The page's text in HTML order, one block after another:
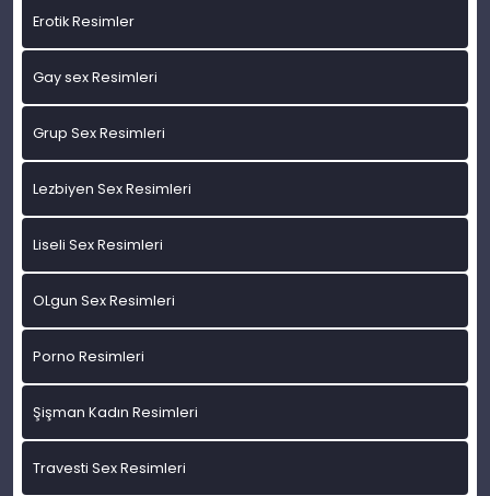
Erotik Resimler
Gay sex Resimleri
Grup Sex Resimleri
Lezbiyen Sex Resimleri
Liseli Sex Resimleri
OLgun Sex Resimleri
Porno Resimleri
Şişman Kadın Resimleri
Travesti Sex Resimleri